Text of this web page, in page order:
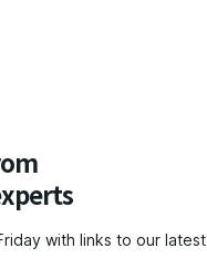
with links to our latest